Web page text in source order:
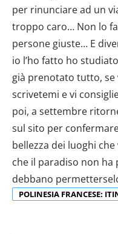
per rinunciare ad un
troppo caro… Non lo
persone giuste… E
io l’ho fatto ho
già prenotato tutto, se
scrivetemi e vi
poi, a settembre
sul sito per
bellezza dei luoghi
che il paradiso non
debbano
POLINESIA FRANCESE: